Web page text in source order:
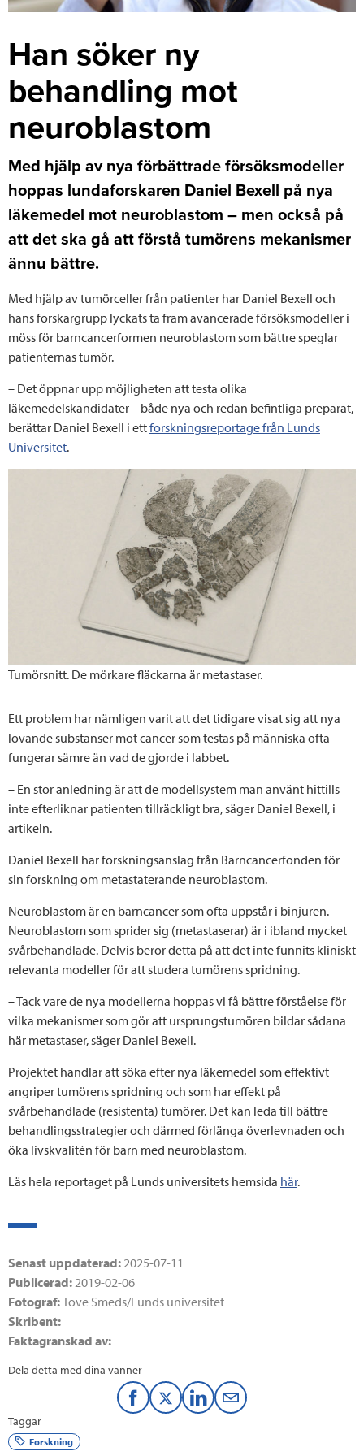
Han söker ny
behandling mot
neuroblastom
Med hjälp av nya förbättrade försöksmodeller
hoppas lundaforskaren Daniel Bexell på nya
läkemedel mot neuroblastom – men också på
att det ska gå att förstå tumörens mekanismer
ännu bättre.
Med hjälp av tumörceller från patienter har Daniel Bexell och
hans forskargrupp lyckats ta fram avancerade försöksmodeller i
möss för barncancerformen neuroblastom som bättre speglar
patienternas tumör.
– Det öppnar upp möjligheten att testa olika
läkemedelskandidater – både nya och redan befintliga preparat,
berättar Daniel Bexell i ettforskningsreportage från Lunds
Universitet.
Tumörsnitt. De mörkare fläckarna är metastaser.
Ett problem har nämligen varit att det tidigare visat sig att nya
lovande substanser mot cancer som testas på människa ofta
fungerar sämre än vad de gjorde i labbet.
– En stor anledning är att de modellsystem man använt hittills
inte efterliknar patienten tillräckligt bra, säger Daniel Bexell, i
artikeln.
Daniel Bexell har forskningsanslag från Barncancerfonden för
sin forskning om metastaterande neuroblastom.
Neuroblastom är en barncancer som ofta uppstår i binjuren.
Neuroblastom som sprider sig (metastaserar) är i ibland mycket
svårbehandlade. Delvis beror detta på att det inte funnits kliniskt
relevanta modeller för att studera tumörens spridning.
– Tack vare de nya modellerna hoppas vi få bättre förståelse för
vilka mekanismer som gör att ursprungstumören bildar sådana
här metastaser, säger Daniel Bexell.
Projektet handlar att söka efter nya läkemedel som effektivt
angriper tumörens spridning och som har effekt på
svårbehandlade (resistenta) tumörer. Det kan leda till bättre
behandlingsstrategier och därmed förlänga överlevnaden och
öka livskvalitén för barn med neuroblastom.
Läs hela reportaget på Lunds universitets hemsida här.
Senast uppdaterad: 2025-07-11
Publicerad: 2019-02-06
Fotograf:Tove Smeds/Lunds universitet
Skribent:
Faktagranskad av:
Dela detta med dina vänner
F
T
L
M
Taggar
Forskning